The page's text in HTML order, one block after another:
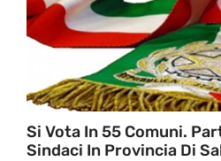
Si Vota In 55 Comuni.
Sindaci In Provincia Di